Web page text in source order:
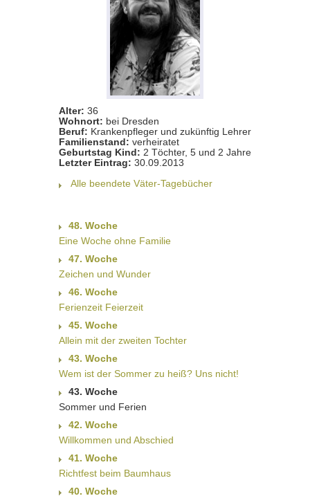
Alter: 36
Wohnort: bei Dresden
Beruf: Krankenpfleger und zukünftig Lehrer
Familienstand: verheiratet
Geburtstag Kind: 2 Töchter, 5 und 2 Jahre
Letzter Eintrag: 30.09.2013
Alle beendete Väter-Tagebücher
48. Woche
Eine Woche ohne Familie
47. Woche
Zeichen und Wunder
46. Woche
Ferienzeit Feierzeit
45. Woche
Allein mit der zweiten Tochter
43. Woche
Wem ist der Sommer zu heiß? Uns nicht!
43. Woche
Sommer und Ferien
42. Woche
Willkommen und Abschied
41. Woche
Richtfest beim Baumhaus
40. Woche